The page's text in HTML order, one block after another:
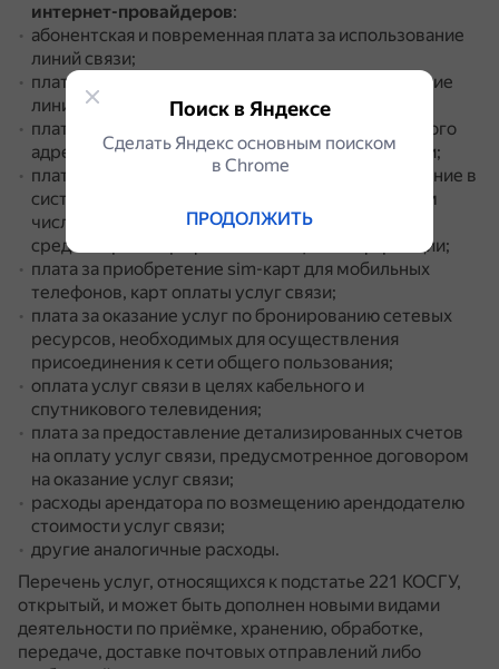
интернет-провайдеров:
абонентская и повременная плата за использование
линий связи;
плата за предоставление доступа и использование
линий связи, передачу данных по каналам связи;
плата за регистрацию сокращённого телеграфного
адреса, факсов, модемов и других средств связи;
плата за подключение и абонентское обслуживание в
системе электронного документооборота, в том
числе с использованием сертифицированных
средств криптографической защиты информации;
плата за приобретение sim-карт для мобильных
телефонов, карт оплаты услуг связи;
плата за оказание услуг по бронированию сетевых
ресурсов, необходимых для осуществления
присоединения к сети общего пользования;
оплата услуг связи в целях кабельного и
спутникового телевидения;
плата за предоставление детализированных счетов
на оплату услуг связи, предусмотренное договором
на оказание услуг связи;
расходы арендатора по возмещению арендодателю
стоимости услуг связи;
другие аналогичные расходы.
Перечень услуг, относящихся к подстатье 221 КОСГУ,
открытый, и может быть дополнен новыми видами
деятельности по приёмке, хранению, обработке,
передаче, доставке почтовых отправлений либо
Поиск в Яндексе
Сделать Яндекс основным поиском
в Сhrome
ПРОДОЛЖИТЬ